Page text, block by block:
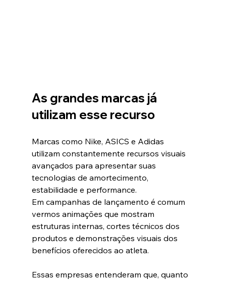
As grandes marcas já
utilizam esse recurso
Marcas como Nike, ASICS e Adidas
utilizam constantemente recursos visuais
avançados para apresentar suas
tecnologias de amortecimento,
estabilidade e performance.
Em campanhas de lançamento é comum
vermos animações que mostram
estruturas internas, cortes técnicos dos
produtos e demonstrações visuais dos
benefícios oferecidos ao atleta.
Essas empresas entenderam que, quanto